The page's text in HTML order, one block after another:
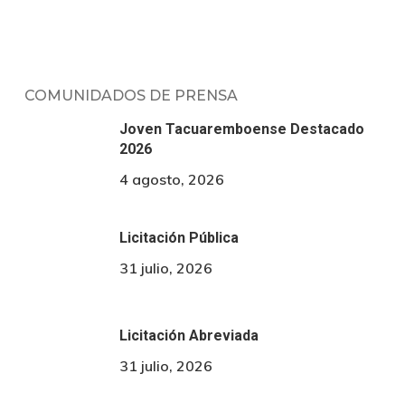
COMUNIDADOS DE PRENSA
Joven Tacuaremboense Destacado
2026
4 agosto, 2026
Licitación Pública
31 julio, 2026
Licitación Abreviada
31 julio, 2026